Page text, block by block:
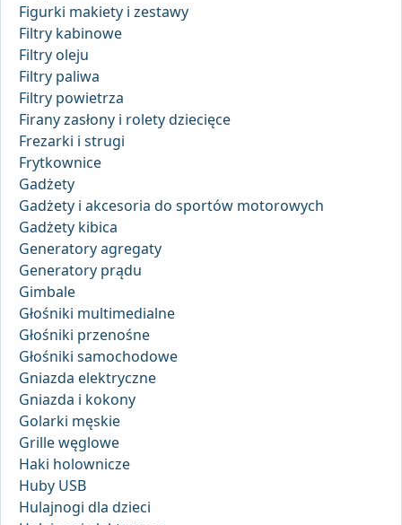
Figurki makiety i zestawy
Filtry kabinowe
Filtry oleju
Filtry paliwa
Filtry powietrza
Firany zasłony i rolety dziecięce
Frezarki i strugi
Frytkownice
Gadżety
Gadżety i akcesoria do sportów motorowych
Gadżety kibica
Generatory agregaty
Generatory prądu
Gimbale
Głośniki multimedialne
Głośniki przenośne
Głośniki samochodowe
Gniazda elektryczne
Gniazda i kokony
Golarki męskie
Grille węglowe
Haki holownicze
Huby USB
Hulajnogi dla dzieci